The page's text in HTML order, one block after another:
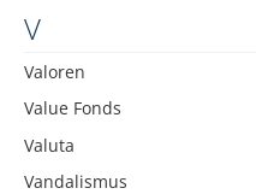
V
Valoren
Value Fonds
Valuta
Vandalismus